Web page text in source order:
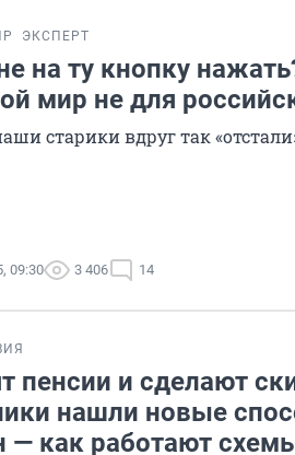
ЭКСПЕРТ
на ту кнопку
мир не для
старики вдруг так
09:30 3 406 14
пенсии и сделают
нашли новые
— как работают